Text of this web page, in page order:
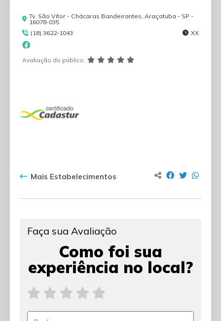
Tv. São Vítor - Chácaras Bandeirantes, Araçatuba - SP -
16078-035
(18) 3622-1043
XX
Avaliação do público:
Mais Estabelecimentos
Faça sua Avaliação
Como foi sua
experiência no local?